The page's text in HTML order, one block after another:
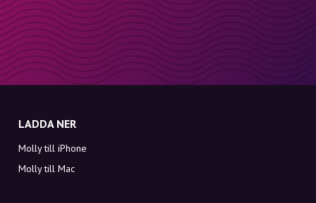
LADDA NER
Molly till iPhone
Molly till Mac